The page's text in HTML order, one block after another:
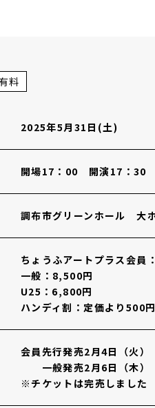
要
料
2025年5月31日(土)
開場17：00 開演17：30
調布市グリーンホール 大
ちょうふアートプラス会員
一般：8,500円
U25：6,800円
ハンディ割：定価より500
会員先行発売2月4日（火）
一般発売2月6日（木）
※チケットは完売しました